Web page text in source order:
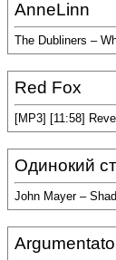
AnneLinn
The Dubliners –
Red Fox
[MP3] [11:58]
Одинокий
John Mayer –